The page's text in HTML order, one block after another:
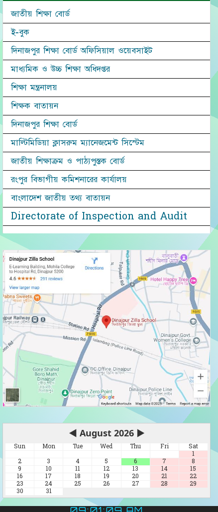
জাতীয় শিক্ষা বোর্ড
ই-বুক
দিনাজপুর শিক্ষা বোর্ড অফিসিয়াল ওয়েবসাইট
মাধ্যমিক ও উচ্চ শিক্ষা অধিদপ্তর
শিক্ষা মন্ত্রনালয়
শিক্ষক বাতায়ন
দিনাজপুর শিক্ষা বোর্ড
মাল্টিমিডিয়া ক্লাসরুম ম্যানেজমেন্ট সিস্টেম
জাতীয় শিক্ষাক্রম ও পাঠ্যপুস্তক বোর্ড
রংপুর বিভাগীয় কমিশনারের কার্যালয়
বাংলাদেশ জাতীয় তথ্য বাতায়ন
Directorate of Inspection and Audit
◀ August 2026 ▶
Sun Mon Tue Wed Thu Fri
Sat
1
2
3 4 5 6 7
8
9
10 11 12 13 14
15
16
17 18 19 20 21
22
23
24 25 26 27 28
29
30
31